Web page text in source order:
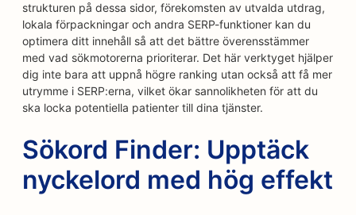
strukturen på dessa sidor, förekomsten av utvalda utdrag,
lokala förpackningar och andra SERP-funktioner kan du
optimera ditt innehåll så att det bättre överensstämmer
med vad sökmotorerna prioriterar. Det här verktyget hjälper
dig inte bara att uppnå högre ranking utan också att få mer
utrymme i SERP:erna, vilket ökar sannolikheten för att du
ska locka potentiella patienter till dina tjänster.
Sökord Finder: Upptäck
nyckelord med hög effekt